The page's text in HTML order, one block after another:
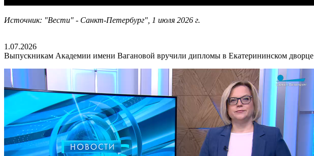
Источник: "Вести" - Санкт-Петербург", 1 июля 2026 г.
1.07.2026
Выпускникам Академии имени Вагановой вручили дипломы в Екатерининском дворце